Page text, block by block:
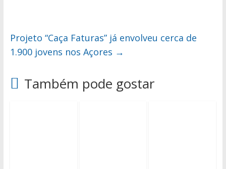
Projeto “Caça Faturas” já envolveu cerca de
1.900 jovens nos Açores →
Também pode gostar